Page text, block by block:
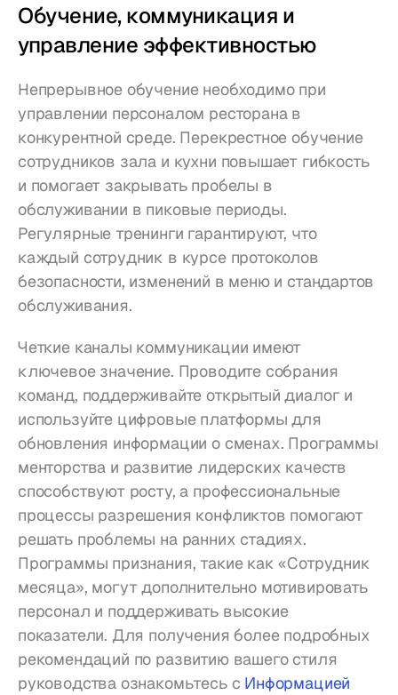
Обучение, коммуникация и
управление эффективностью
Непрерывное обучение необходимо при
управлении персоналом ресторана в
конкурентной среде. Перекрестное обучение
сотрудников зала и кухни повышает гибкость
и помогает закрывать пробелы в
обслуживании в пиковые периоды.
Регулярные тренинги гарантируют, что
каждый сотрудник в курсе протоколов
безопасности, изменений в меню и стандартов
обслуживания.
Четкие каналы коммуникации имеют
ключевое значение. Проводите собрания
команд, поддерживайте открытый диалог и
используйте цифровые платформы для
обновления информации о сменах. Программы
менторства и развитие лидерских качеств
способствуют росту, а профессиональные
процессы разрешения конфликтов помогают
решать проблемы на ранних стадиях.
Программы признания, такие как «Сотрудник
месяца», могут дополнительно мотивировать
персонал и поддерживать высокие
показатели. Для получения более подробных
рекомендаций по развитию вашего стиля
руководства ознакомьтесь с Информацией